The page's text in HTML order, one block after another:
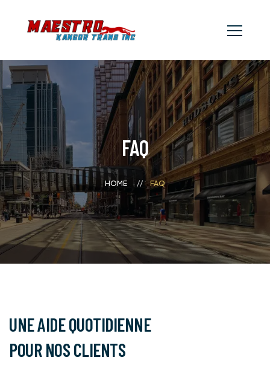
FAQ
HOME FAQ
UNE AIDE QUOTIDIENNE
POUR NOS CLIENTS